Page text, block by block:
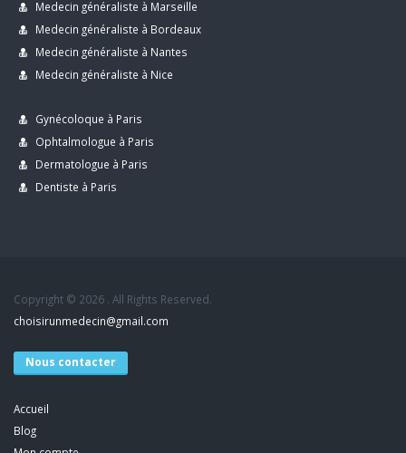
Medecin généraliste à Marseille
Medecin généraliste à Bordeaux
Medecin généraliste à Nantes
Medecin généraliste à Nice
Gynécoloque à Paris
Ophtalmologue à Paris
Dermatologue à Paris
Dentiste à Paris
Copyright © 2026 . All Rights Reserved.
choisirunmedecin@gmail.com
Nous contacter
Accueil
Blog